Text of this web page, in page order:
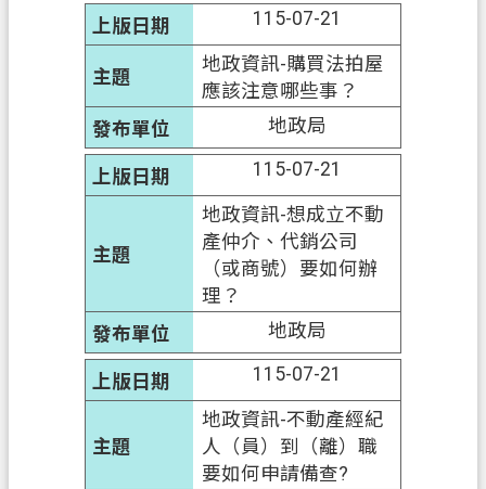
115-07-21
地政資訊-購買法拍屋
應該注意哪些事？
地政局
115-07-21
地政資訊-想成立不動
產仲介、代銷公司
（或商號）要如何辦
理？
地政局
115-07-21
地政資訊-不動產經紀
人（員）到（離）職
要如何申請備查?